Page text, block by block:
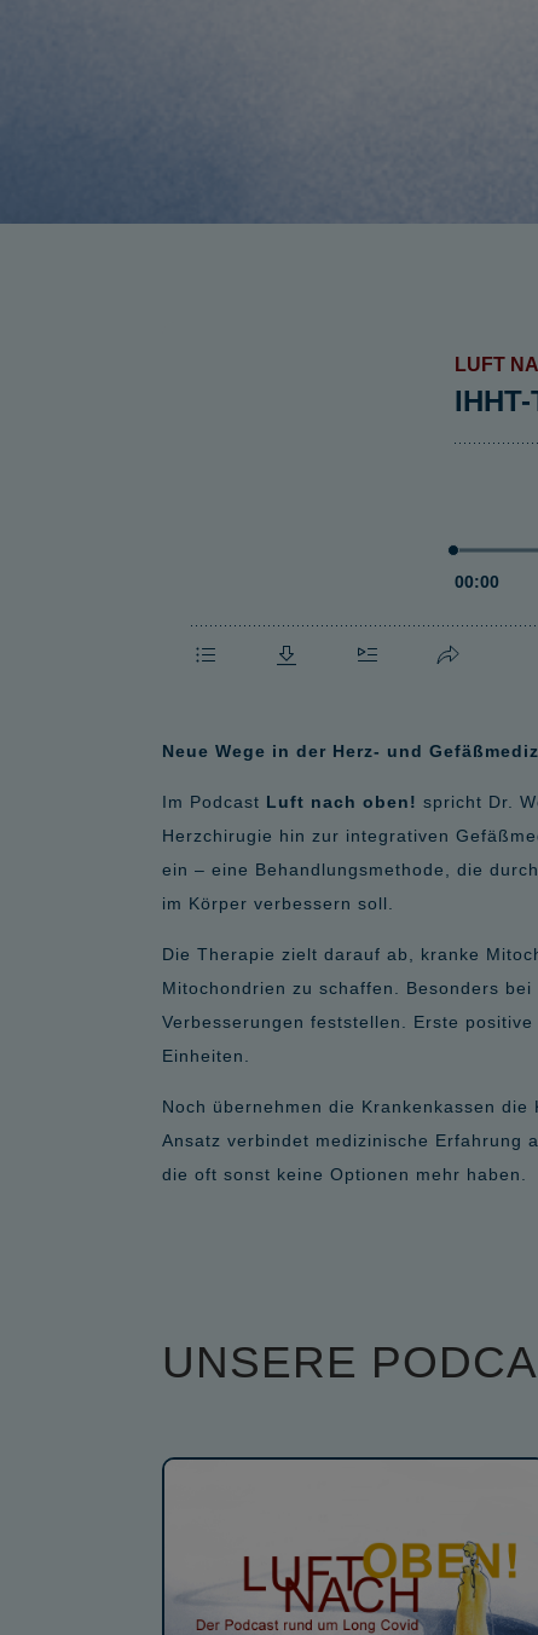
Neue Wege in der Herz- und
Im Podcast Luft nach oben! spricht Dr.
Herzchirugie hin zur integrativen
ein – eine Behandlungsmethode, die
im Körper verbessern soll.
Die Therapie zielt darauf ab, kranke
Mitochondrien zu schaffen. Besonders
Verbesserungen feststellen. Erste
Einheiten.
Noch übernehmen die Krankenkassen
Ansatz verbindet medizinische Erfahrung
die oft sonst keine Optionen mehr haben.
UNSERE